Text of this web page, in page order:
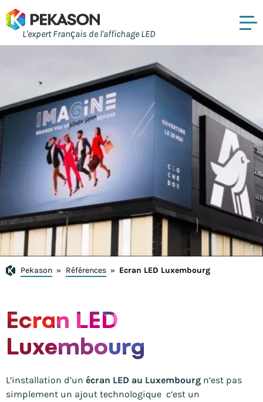
L'expert Français de l'affichage LED
Pekason » Références » Ecran LED Luxembourg
Ecran LED
Luxembourg
L’installation d’un écran LED au Luxembourg n’est pas
simplement un ajout technologique c’est un